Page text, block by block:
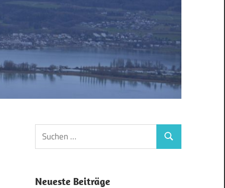
Suchen
nach:
Suchen
Neueste Beiträge